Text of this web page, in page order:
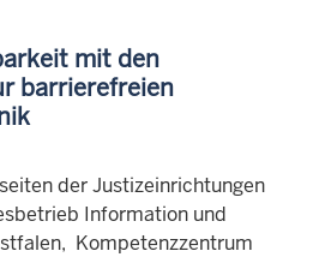
mit den
barrierefreien
der Justizeinrichtungen
Information und
Kompetenzzentrum